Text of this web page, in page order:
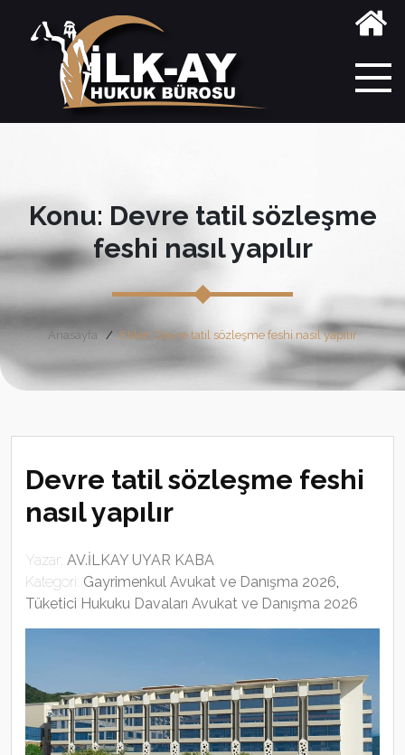
Konu: Devre tatil sözleşme
feshi nasıl yapılır
Anasayfa Etiket: Devre tatil sözleşme feshi nasıl yapılır
Devre tatil sözleşme feshi
nasıl yapılır
Yazar: AV.İLKAY UYAR KABA
Kategori: Gayrimenkul Avukat ve Danışma 2026,
Tüketici Hukuku Davaları Avukat ve Danışma 2026